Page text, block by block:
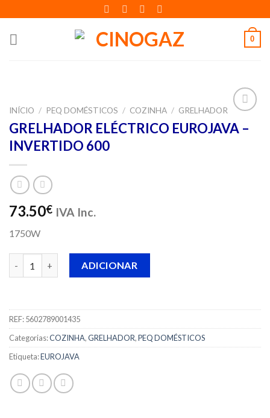
to
content
0
Adicionar
aos meus
INÍCIO / PEQ DOMÉSTICOS / COZINHA / GRELHADOR
GRELHADOR ELÉCTRICO EUROJAVA –
INVERTIDO 600
73.50€ IVA Inc.
1750W
ADICIONAR
REF:5602789001435
Categorias:COZINHA,GRELHADOR,PEQ DOMÉSTICOS
Etiqueta:EUROJAVA